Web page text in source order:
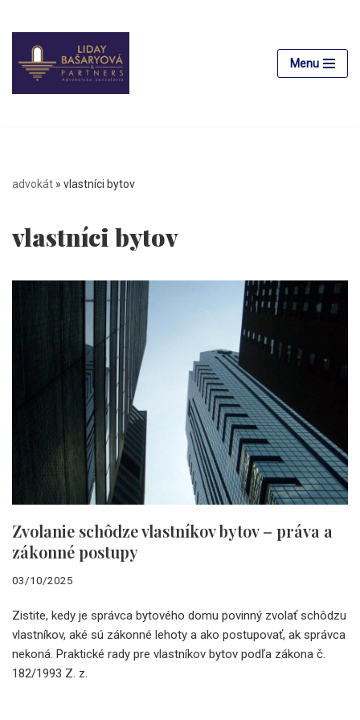
Preskočiť
na
obsah
Menu
advokát » vlastníci bytov
vlastníci bytov
Zvolanie schôdze vlastníkov bytov – práva a
zákonné postupy
03/10/2025
Zistite, kedy je správca bytového domu povinný zvolať schôdzu
vlastníkov, aké sú zákonné lehoty a ako postupovať, ak správca
nekoná. Praktické rady pre vlastníkov bytov podľa zákona č.
182/1993 Z. z.